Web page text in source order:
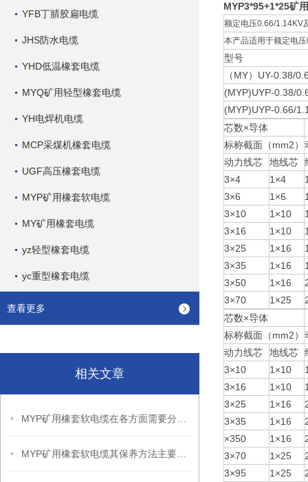
YFB丁腈胶扁电缆
JHS防水电缆
YHD低温橡套电缆
MYQ矿用轻型橡套电缆
YH电焊机电缆
MCP采煤机橡套电缆
UGF高压橡套电缆
MYP矿用橡套软电缆
MY矿用橡套电缆
yz轻型橡套电缆
yc重型橡套电缆
查看更多
相关文章
MYP3*95+1*25矿
额定电压0.66/1.14KV
本产品适用于额定电
型号
（MY）UY-0.38/
(MYP)UYP-0.38/
(MYP)UYP-0.66/
芯数×导体
标称截面（mm2）
动力线芯
地线芯
3×4
1×4
3×6
1×6
3×10
1×10
3×16
1×10
3×25
1×16
3×35
1×16
3×50
1×16
3×70
1×25
芯数×导体
标称截面（mm2）
动力线芯
地线芯
3×10
1×10
3×16
1×10
3×25
1×16
3×35
1×16
×350
1×16
3×70
1×25
3×95
1×25